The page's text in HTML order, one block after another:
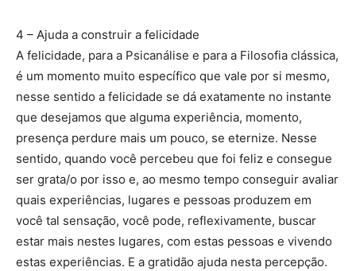
4 – Ajuda a construir a felicidade
A felicidade, para a Psicanálise e para a Filosofia clássica,
é um momento muito específico que vale por si mesmo,
nesse sentido a felicidade se dá exatamente no instante
que desejamos que alguma experiência, momento,
presença perdure mais um pouco, se eternize. Nesse
sentido, quando você percebeu que foi feliz e consegue
ser grata/o por isso e, ao mesmo tempo conseguir avaliar
quais experiências, lugares e pessoas produzem em
você tal sensação, você pode, reflexivamente, buscar
estar mais nestes lugares, com estas pessoas e vivendo
estas experiências. E a gratidão ajuda nesta percepção.